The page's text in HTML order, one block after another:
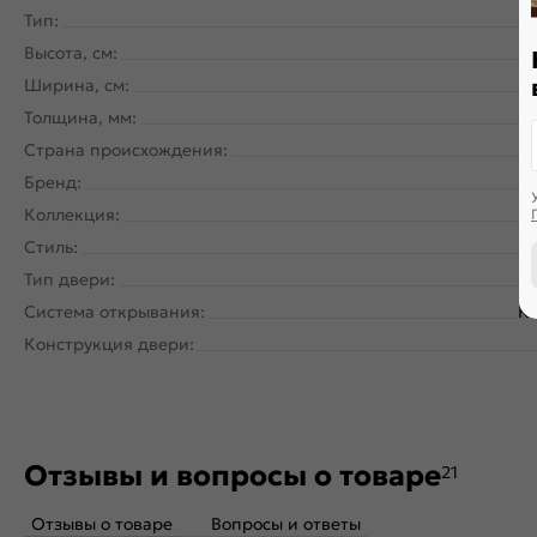
Тип:
Высота, см:
Ширина, см:
Толщина, мм:
Страна происхождения:
Бренд:
Коллекция:
Стиль:
Тип двери:
Система открывания:
Конструкция двери:
Отзывы и вопросы о товаре21
Отзывы о товаре Вопросы и ответы